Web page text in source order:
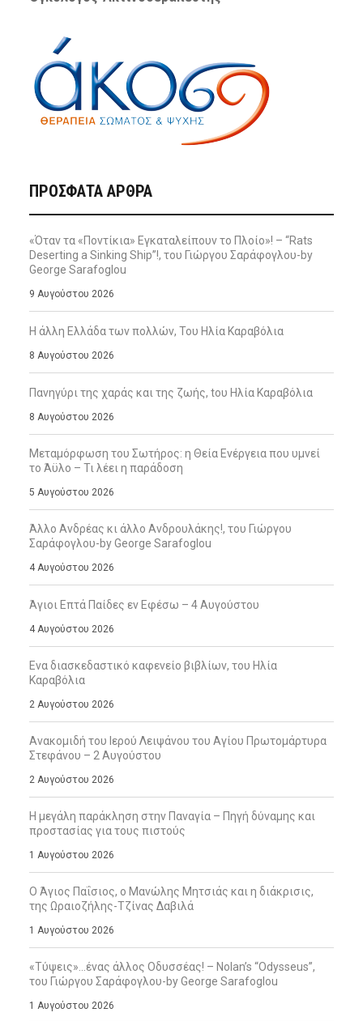
ΠΡΌΣΦΑΤΑ ΆΡΘΡΑ
«Όταν τα «Ποντίκια» Εγκαταλείπουν το Πλοίο»! – “Rats
Deserting a Sinking Ship”!, του Γιώργου Σαράφογλου-by
George Sarafoglou
9 Αυγούστου 2026
Η άλλη Ελλάδα των πολλών, Του Ηλία Καραβόλια
8 Αυγούστου 2026
Πανηγύρι της χαράς και της ζωής, tου Ηλία Καραβόλια
8 Αυγούστου 2026
Μεταμόρφωση του Σωτήρος: η Θεία Ενέργεια που υμνεί
το Άϋλο – Τι λέει η παράδοση
5 Αυγούστου 2026
Άλλο Ανδρέας κι άλλο Ανδρουλάκης!, του Γιώργου
Σαράφογλου-by George Sarafoglou
4 Αυγούστου 2026
Άγιοι Επτά Παίδες εν Εφέσω – 4 Αυγούστου
4 Αυγούστου 2026
Ενα διασκεδαστικό καφενείο βιβλίων, του Ηλία
Καραβόλια
2 Αυγούστου 2026
Ανακομιδή του Ιερού Λειψάνου του Αγίου Πρωτομάρτυρα
Στεφάνου – 2 Αυγούστου
2 Αυγούστου 2026
Η μεγάλη παράκληση στην Παναγία – Πηγή δύναμης και
προστασίας για τους πιστούς
1 Αυγούστου 2026
Ο Άγιος Παΐσιος, ο Μανώλης Μητσιάς και η διάκρισις,
της Ωραιοζήλης-Τζίνας Δαβιλά
1 Αυγούστου 2026
«Τύψεις»…ένας άλλος Οδυσσέας! – Nolan’s “Odysseus”,
του Γιώργου Σαράφογλου-by George Sarafoglou
1 Αυγούστου 2026